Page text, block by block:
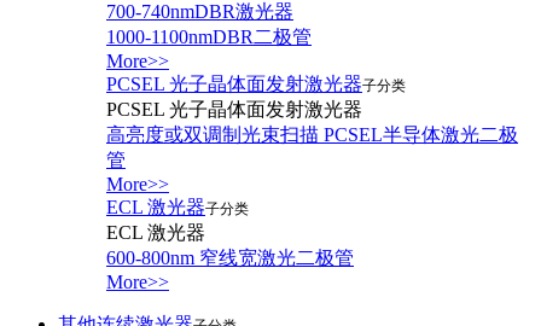
700-740nmDBR激光器
1000-1100nmDBR二极管
More>>
PCSEL 光子晶体面发射激光器子分类
PCSEL 光子晶体面发射激光器
高亮度或双调制光束扫描 PCSEL半导体激光二极
管
More>>
ECL 激光器子分类
ECL 激光器
600-800nm 窄线宽激光二极管
More>>